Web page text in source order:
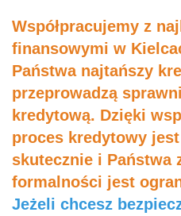
Współpracujemy z
finansowymi w
Państwa najtańszy
przeprowadzą
kredytową. Dzięki
proces kredytowy
skutecznie i Państwa
formalności jest
Jeżeli chcesz